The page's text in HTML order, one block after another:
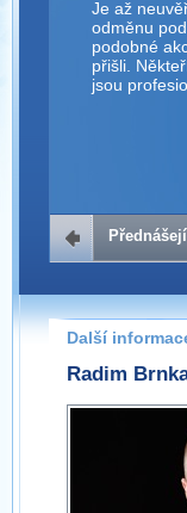
Je až
odměnu
podobné
přišli.
jsou
Další
Radim